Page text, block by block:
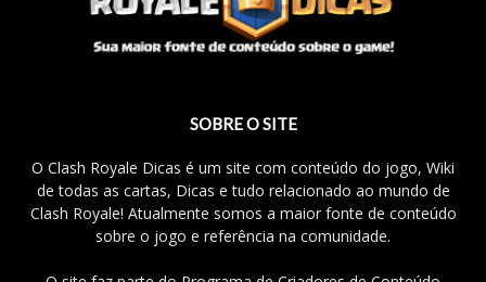
SOBRE O SITE
O Clash Royale Dicas é um site com conteúdo do jogo, Wiki
de todas as cartas, Dicas e tudo relacionado ao mundo de
Clash Royale! Atualmente somos a maior fonte de conteúdo
sobre o jogo e referência na comunidade.